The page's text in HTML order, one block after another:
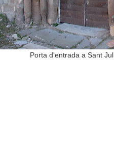
Porta d'entrada a Sant